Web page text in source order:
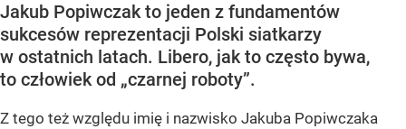
Jakub Popiwczak to jeden z fundamentów
sukcesów reprezentacji Polski siatkarzy
w ostatnich latach. Libero, jak to często bywa,
to człowiek od „czarnej roboty”.
Z tego też względu imię i nazwisko Jakuba Popiwczaka